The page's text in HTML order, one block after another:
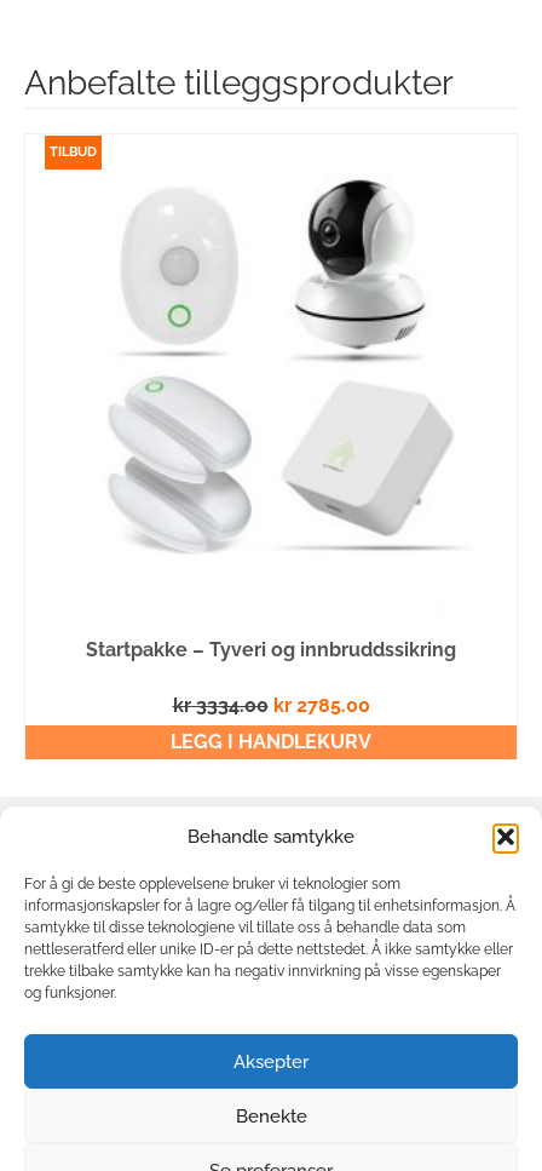
Behandle samtykke
For å gi de beste opplevelsene bruker vi teknologier som
informasjonskapsler for å lagre og/eller få tilgang til enhetsinformasjon. Å
samtykke til disse teknologiene vil tillate oss å behandle data som
nettleseratferd eller unike ID-er på dette nettstedet. Å ikke samtykke eller
trekke tilbake samtykke kan ha negativ innvirkning på visse egenskaper
og funksjoner.
Aksepter
Benekte
Anbefalte tilleggsprodukter
TILBUD
Startpakke – Tyveri og innbruddssikring
kr3334.00 Opprinnelig
pris
var:
kr2785.00Nåværende
pris
LEGG I HANDLEKURV
Min side
Kjøpsvilkår
Cookie-
erklæring